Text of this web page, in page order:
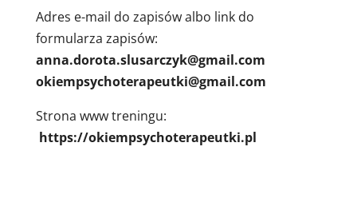
Adres e-mail do zapisów albo link do
formularza zapisów:
anna.dorota.slusarczyk@gmail.com
okiempsychoterapeutki@gmail.com
Strona www treningu:
https://okiempsychoterapeutki.pl